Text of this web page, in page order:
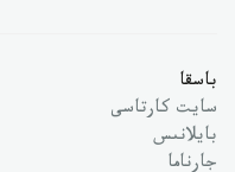
باسقا
سايت كارتاسى
بايلانىس
جارناما